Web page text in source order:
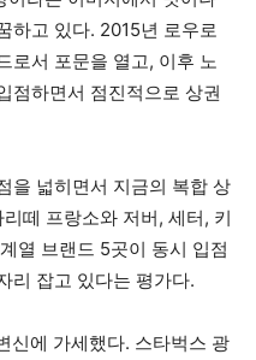
하고 있다. 2015년 로우로
로서 포문을 열고, 이후 노
점하면서 점진적으로 상권
을 넓히면서 지금의 복합 상
떼 프랑소와 저버, 세터, 키
열 브랜드 5곳이 동시 입점
리 잡고 있다는 평가다.
신에 가세했다. 스타벅스 광